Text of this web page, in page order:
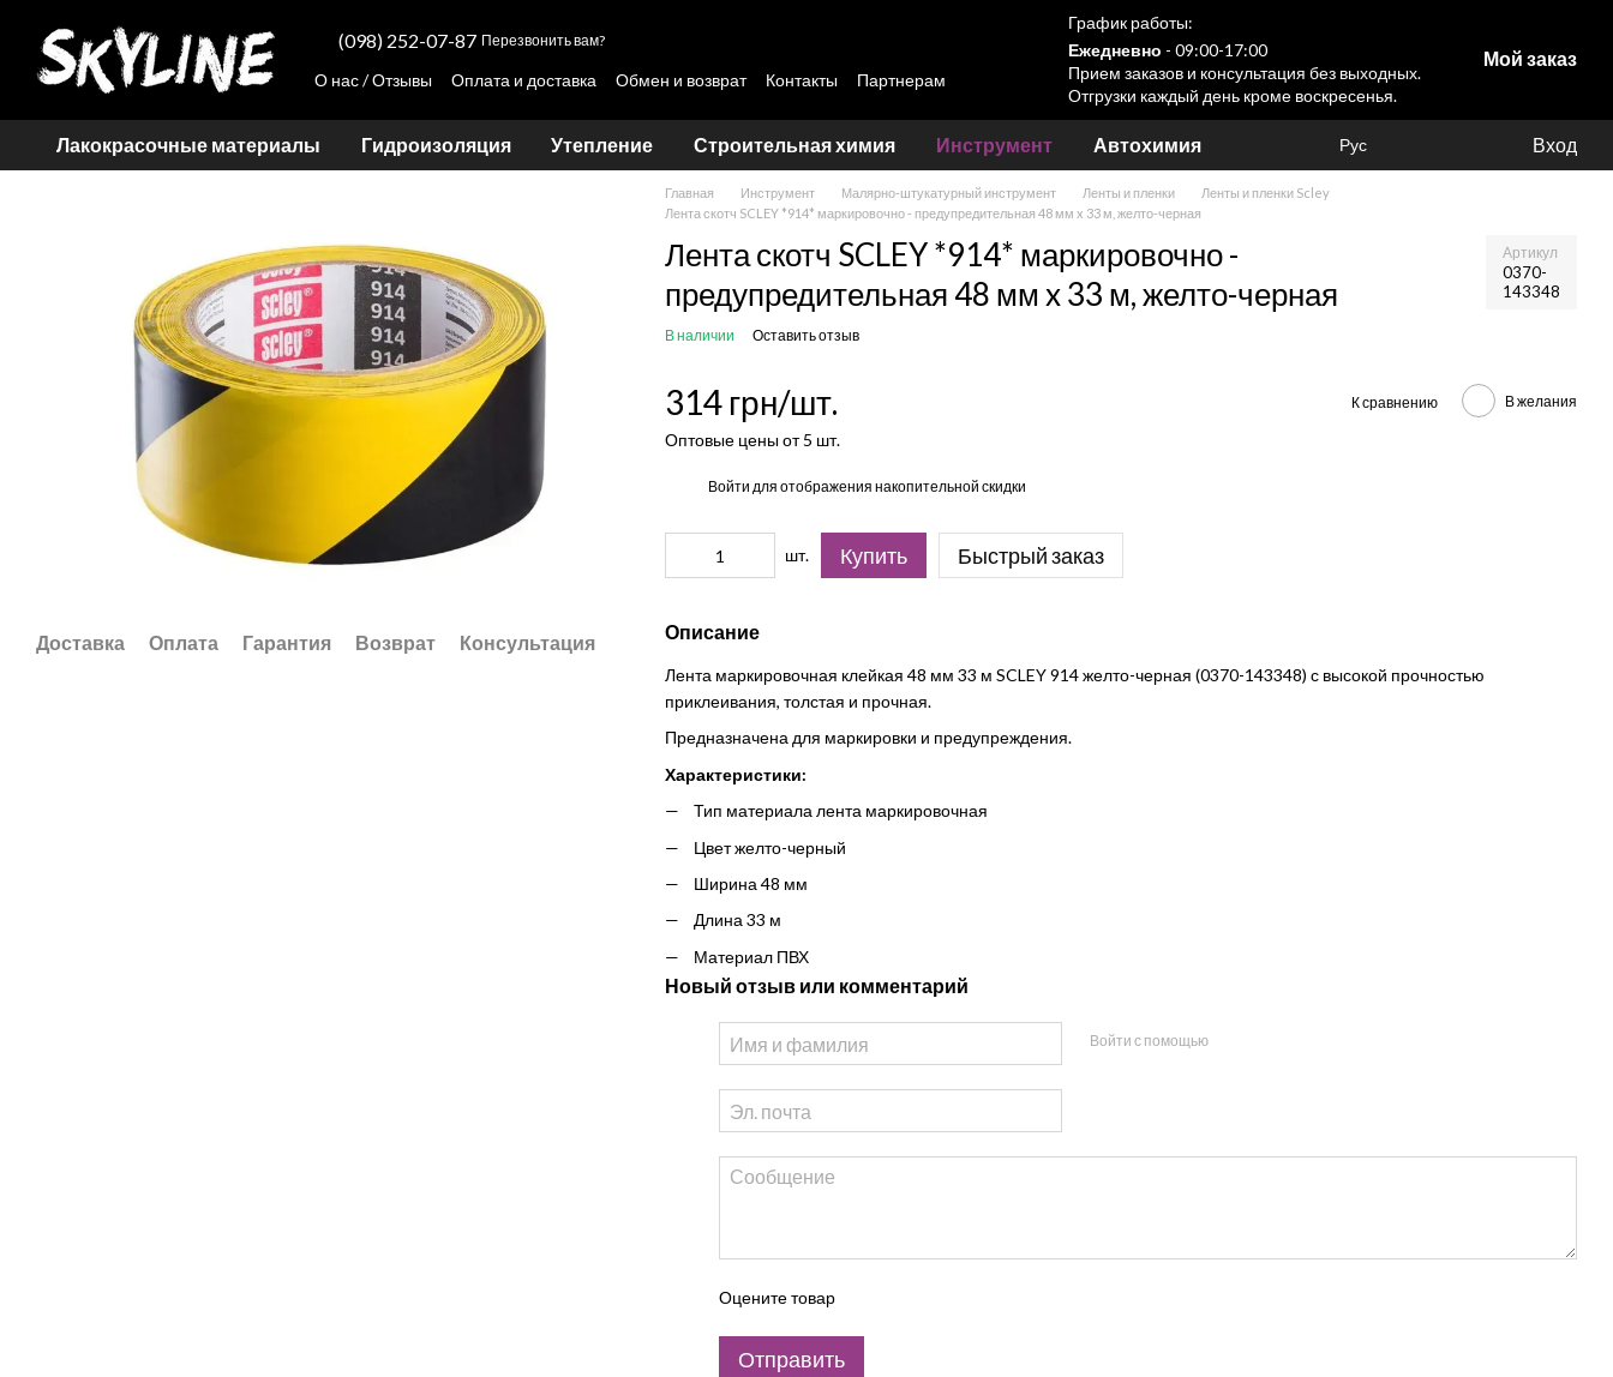
(098) 252-07-87 Перезвонить вам?
О нас / Отзывы Оплата и доставка Обмен и возврат Контакты
Партнерам
График работы:
Ежедневно - 09:00-17:00
Прием заказов и консультация без выходных.
Отгрузки каждый день кроме воскресенья.
Мой заказ
Лакокрасочные материалы Гидроизоляция Утепление Строительная химия Инструмент Автохимия Рус Вход
Доставка Оплата Гарантия Возврат Консультация
Главная Инструмент Малярно-штукатурный инструмент Ленты и пленки
Ленты и пленки Scley
Лента скотч SCLEY *914* маркировочно - предупредительная 48 мм x 33 м, желто-черная
Лента скотч SCLEY *914* маркировочно -
предупредительная 48 мм x 33 м, желто-черная
Артикул
0370-
143348
В наличии Оставить отзыв
314 грн/шт. К сравнению В желания
Оптовые цены от 5 шт.
Войти для отображения накопительной скидки
шт. Купить Быстрый заказ
Описание
Лента маркировочная клейкая 48 мм 33 м SCLEY 914 желто-черная (0370-143348) с высокой прочностью
приклеивания, толстая и прочная.
Предназначена для маркировки и предупреждения.
Характеристики:
Тип материала лента маркировочная
Цвет желто-черный
Ширина 48 мм
Длина 33 м
Материал ПВХ
Новый отзыв или комментарий
Войти с помощью
Оцените товар
Отправить